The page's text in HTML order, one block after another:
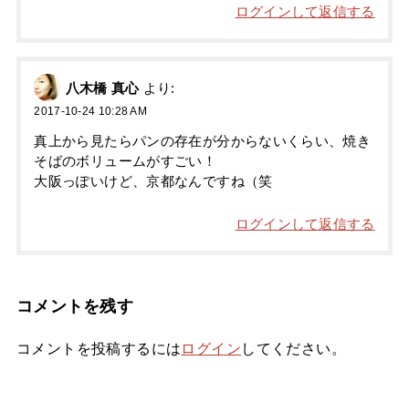
ログインして返信する
八木橋 真心 より:
2017-10-24 10:28 AM
真上から見たらパンの存在が分からないくらい、焼き
そばのボリュームがすごい！
大阪っぽいけど、京都なんですね（笑
ログインして返信する
コメントを残す
コメントを投稿するには ログイン してください。